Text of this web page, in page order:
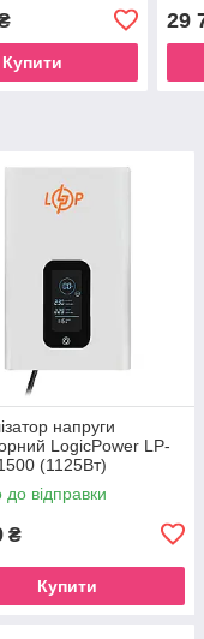
Купити
29
напруги
LogicPower LP-
(1125Вт)
до відправки
₴
Купити